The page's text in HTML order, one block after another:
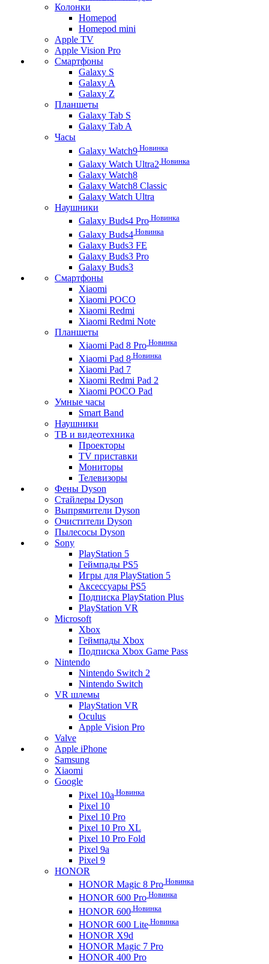
Колонки
Homepod
Homepod mini
Apple TV
Apple Vision Pro
Смартфоны
Galaxy S
Galaxy A
Galaxy Z
Планшеты
Galaxy Tab S
Galaxy Tab A
Часы
Galaxy Watch9 Новинка
Galaxy Watch Ultra2 Новинка
Galaxy Watch8
Galaxy Watch8 Classic
Galaxy Watch Ultra
Наушники
Galaxy Buds4 Pro Новинка
Galaxy Buds4 Новинка
Galaxy Buds3 FE
Galaxy Buds3 Pro
Galaxy Buds3
Смартфоны
Xiaomi
Xiaomi POCO
Xiaomi Redmi
Xiaomi Redmi Note
Планшеты
Xiaomi Pad 8 Pro Новинка
Xiaomi Pad 8 Новинка
Xiaomi Pad 7
Xiaomi Redmi Pad 2
Xiaomi POCO Pad
Умные часы
Smart Band
Наушники
ТВ и видеотехника
Проекторы
TV приставки
Мониторы
Телевизоры
Фены Dyson
Стайлеры Dyson
Выпрямители Dyson
Очистители Dyson
Пылесосы Dyson
Sony
PlayStation 5
Геймпады PS5
Игры для PlayStation 5
Аксессуары PS5
Подписка PlayStation Plus
PlayStation VR
Microsoft
Xbox
Геймпады Xbox
Подписка Xbox Game Pass
Nintendo
Nintendo Switch 2
Nintendo Switch
VR шлемы
PlayStation VR
Oculus
Apple Vision Pro
Valve
Apple iPhone
Samsung
Xiaomi
Google
Pixel 10a Новинка
Pixel 10
Pixel 10 Pro
Pixel 10 Pro XL
Pixel 10 Pro Fold
Pixel 9a
Pixel 9
HONOR
HONOR Magic 8 Pro Новинка
HONOR 600 Pro Новинка
HONOR 600 Новинка
HONOR 600 Lite Новинка
HONOR X9d
HONOR Magic 7 Pro
HONOR 400 Pro